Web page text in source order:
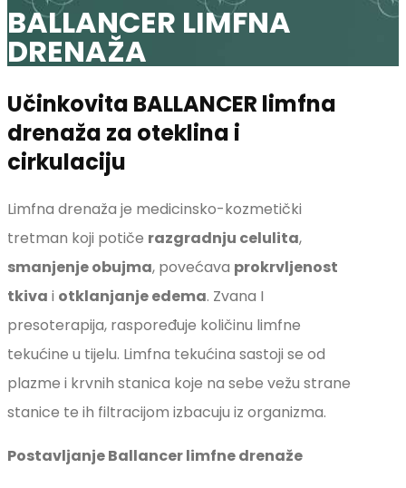
BALLANCER LIMFNA
DRENAŽA
Učinkovita BALLANCER limfna
drenaža za oteklina i
cirkulaciju
Limfna drenaža je medicinsko-kozmetički
tretman koji potiče razgradnju celulita,
smanjenje obujma, povećava prokrvljenost
tkiva i otklanjanje edema. Zvana I
presoterapija, raspoređuje količinu limfne
tekućine u tijelu. Limfna tekućina sastoji se od
plazme i krvnih stanica koje na sebe vežu strane
stanice te ih filtracijom izbacuju iz organizma.
Postavljanje Ballancer limfne drenaže